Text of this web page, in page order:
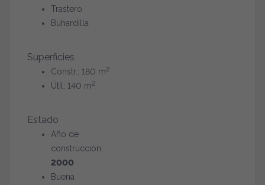
Trastero
Buhardilla
Superficies
Constr.: 180 m2
Útil: 140 m2
Estado
Año de
construcción:
2000
Buena